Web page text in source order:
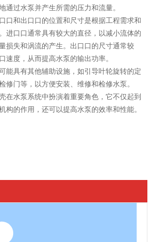
通过水泵并产生所需的压力和流量。
口和出口口的位置和尺寸是根据工程需求和
进口口通常具有较大的直径，以减小流体的
损失和涡流的产生。出口口的尺寸通常较
速度，从而提高水泵的输出功率。
能具有其他辅助设施，如引导叶轮旋转的定
修门等，以方便安装、维修和检修水泵。
在水泵系统中扮演着重要角色，它不仅起到
构的作用，还可以提高水泵的效率和性能。